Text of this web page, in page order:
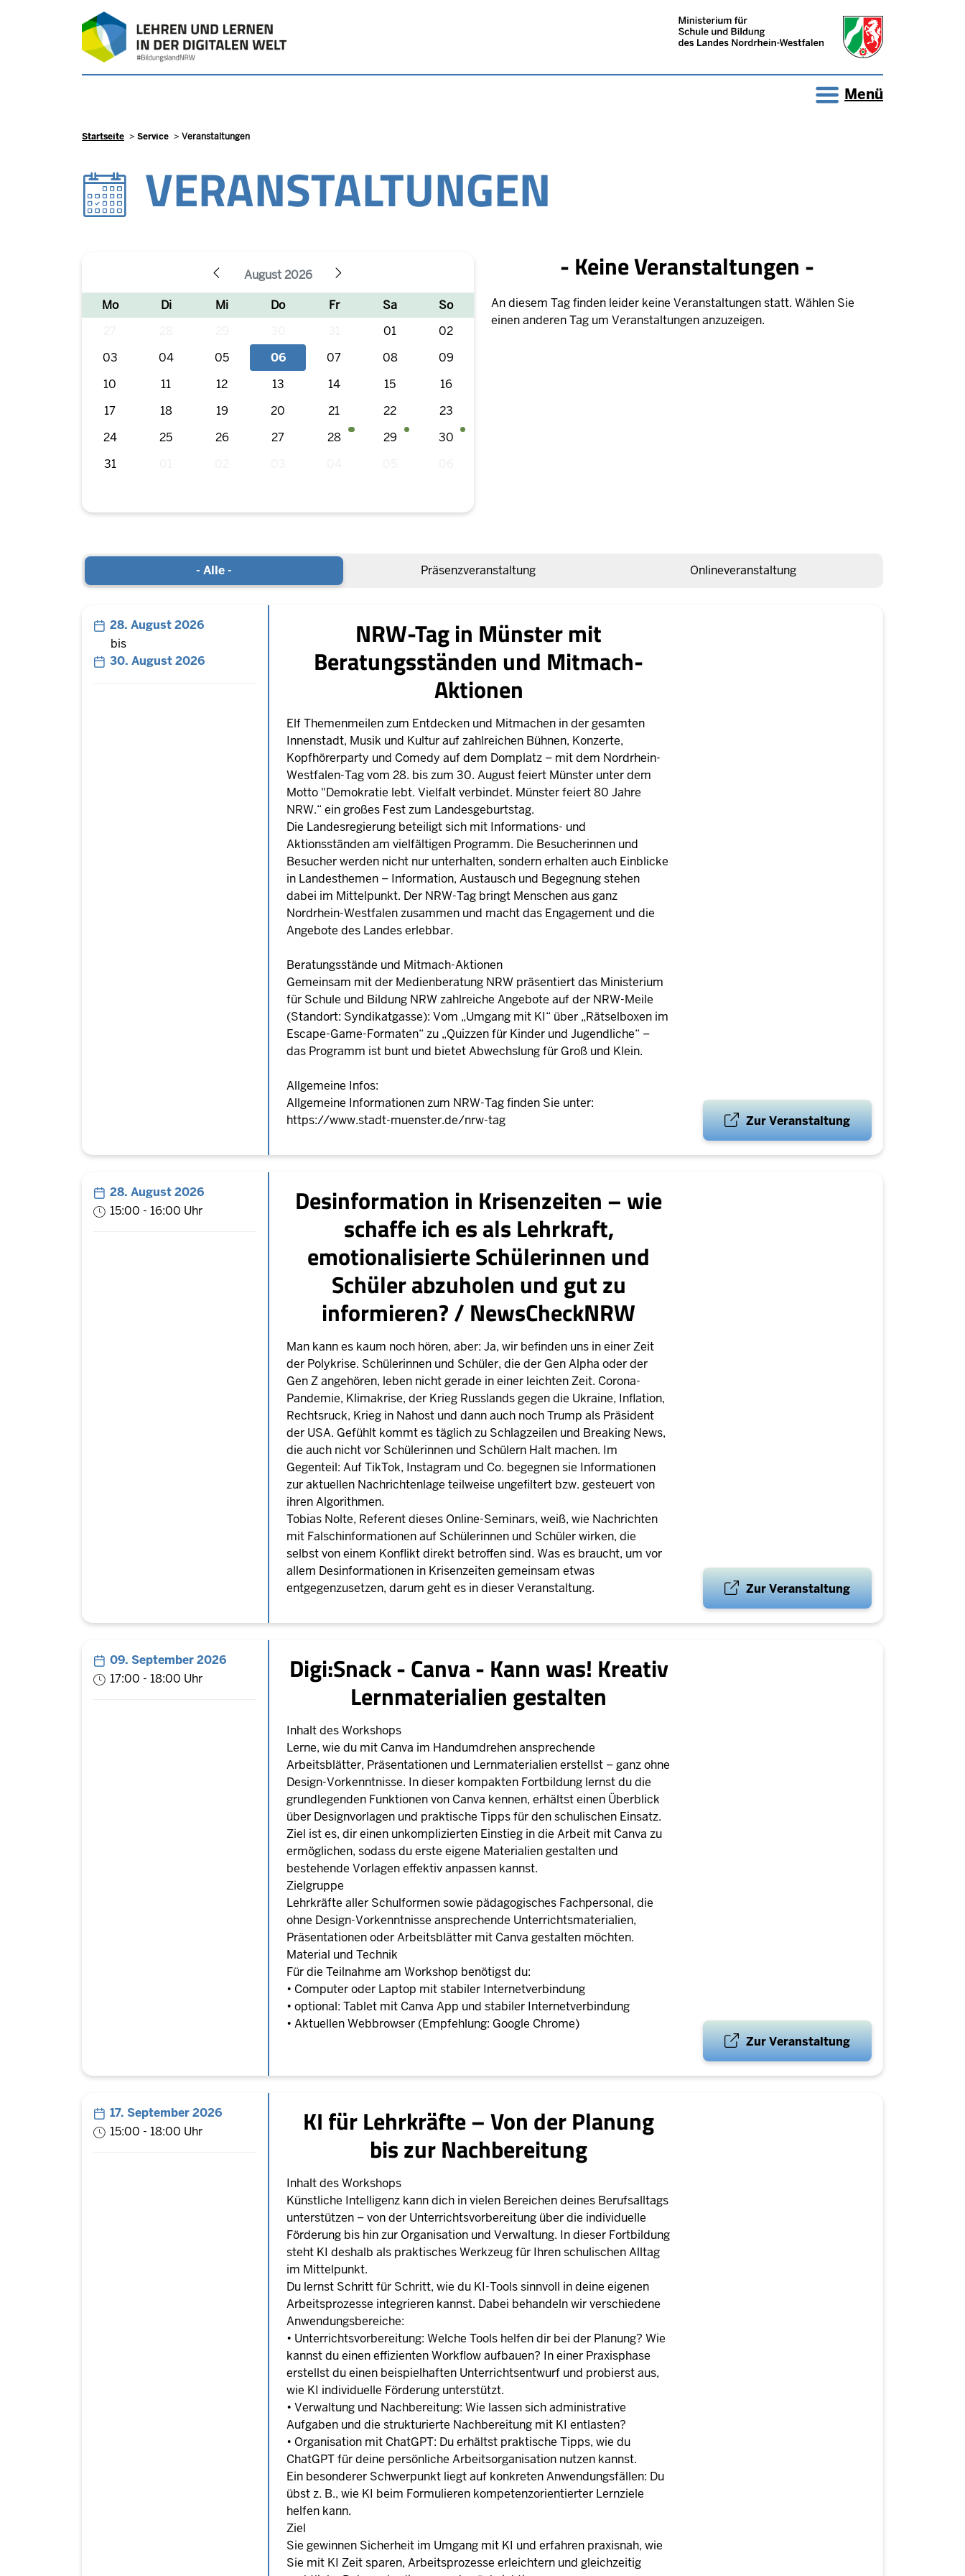
Direkt zum Inhalt
Menü
Pfadnavigation
Startseite Service Veranstaltungen
VERANSTALTUNGEN
ZURÜCK WEITER
August 2026
Mo
Di Mi Do Fr Sa
So
01
02
03
04 05 06 07 08
09
10
11 12 13 14 15
16
17
18 19 20 21 22
23
24
25 26 27 28 29
30
31
- Keine Veranstaltungen -
An diesem Tag finden leider keine Veranstaltungen statt. Wählen Sie
einen anderen Tag um Veranstaltungen anzuzeigen.
- Alle - Präsenzveranstaltung Onlineveranstaltung
28. August 2026
bis
30. August 2026
NRW-Tag in Münster mit
Beratungsständen und Mitmach-
Aktionen
Elf Themenmeilen zum Entdecken und Mitmachen in der gesamten
Innenstadt, Musik und Kultur auf zahlreichen Bühnen, Konzerte,
Kopfhörerparty und Comedy auf dem Domplatz – mit dem Nordrhein-
Westfalen-Tag vom 28. bis zum 30. August feiert Münster unter dem
Motto "Demokratie lebt. Vielfalt verbindet. Münster feiert 80 Jahre
NRW.“ ein großes Fest zum Landesgeburtstag.
Die Landesregierung beteiligt sich mit Informations- und
Aktionsständen am vielfältigen Programm. Die Besucherinnen und
Besucher werden nicht nur unterhalten, sondern erhalten auch Einblicke
in Landesthemen – Information, Austausch und Begegnung stehen
dabei im Mittelpunkt. Der NRW-Tag bringt Menschen aus ganz
Nordrhein-Westfalen zusammen und macht das Engagement und die
Angebote des Landes erlebbar.
Beratungsstände und Mitmach-Aktionen
Gemeinsam mit der Medienberatung NRW präsentiert das Ministerium
für Schule und Bildung NRW zahlreiche Angebote auf der NRW-Meile
(Standort: Syndikatgasse): Vom „Umgang mit KI“ über „Rätselboxen im
Escape-Game-Formaten“ zu „Quizzen für Kinder und Jugendliche“ –
das Programm ist bunt und bietet Abwechslung für Groß und Klein.
Allgemeine Infos:
Allgemeine Informationen zum NRW-Tag finden Sie unter:
https://www.stadt-muenster.de/nrw-tag
Zur Veranstaltung
28. August 2026
15:00 - 16:00 Uhr
Desinformation in Krisenzeiten – wie
schaffe ich es als Lehrkraft,
emotionalisierte Schülerinnen und
Schüler abzuholen und gut zu
informieren? / NewsCheckNRW
Man kann es kaum noch hören, aber: Ja, wir befinden uns in einer Zeit
der Polykrise. Schülerinnen und Schüler, die der Gen Alpha oder der
Gen Z angehören, leben nicht gerade in einer leichten Zeit. Corona-
Pandemie, Klimakrise, der Krieg Russlands gegen die Ukraine, Inflation,
Rechtsruck, Krieg in Nahost und dann auch noch Trump als Präsident
der USA. Gefühlt kommt es täglich zu Schlagzeilen und Breaking News,
die auch nicht vor Schülerinnen und Schülern Halt machen. Im
Gegenteil: Auf TikTok, Instagram und Co. begegnen sie Informationen
zur aktuellen Nachrichtenlage teilweise ungefiltert bzw. gesteuert von
ihren Algorithmen.
Tobias Nolte, Referent dieses Online-Seminars, weiß, wie Nachrichten
mit Falschinformationen auf Schülerinnen und Schüler wirken, die
selbst von einem Konflikt direkt betroffen sind. Was es braucht, um vor
allem Desinformationen in Krisenzeiten gemeinsam etwas
entgegenzusetzen, darum geht es in dieser Veranstaltung.
Zur Veranstaltung
09. September 2026
17:00 - 18:00 Uhr
Digi:Snack - Canva - Kann was! Kreativ
Lernmaterialien gestalten
Inhalt des Workshops
Lerne, wie du mit Canva im Handumdrehen ansprechende
Arbeitsblätter, Präsentationen und Lernmaterialien erstellst – ganz ohne
Design-Vorkenntnisse. In dieser kompakten Fortbildung lernst du die
grundlegenden Funktionen von Canva kennen, erhältst einen Überblick
über Designvorlagen und praktische Tipps für den schulischen Einsatz.
Ziel ist es, dir einen unkomplizierten Einstieg in die Arbeit mit Canva zu
ermöglichen, sodass du erste eigene Materialien gestalten und
bestehende Vorlagen effektiv anpassen kannst.
Zielgruppe
Lehrkräfte aller Schulformen sowie pädagogisches Fachpersonal, die
ohne Design-Vorkenntnisse ansprechende Unterrichtsmaterialien,
Präsentationen oder Arbeitsblätter mit Canva gestalten möchten.
Material und Technik
Für die Teilnahme am Workshop benötigst du:
• Computer oder Laptop mit stabiler Internetverbindung
• optional: Tablet mit Canva App und stabiler Internetverbindung
• Aktuellen Webbrowser (Empfehlung: Google Chrome)
Zur Veranstaltung
17. September 2026
15:00 - 18:00 Uhr
KI für Lehrkräfte – Von der Planung
bis zur Nachbereitung
Inhalt des Workshops
Künstliche Intelligenz kann dich in vielen Bereichen deines Berufsalltags
unterstützen – von der Unterrichtsvorbereitung über die individuelle
Förderung bis hin zur Organisation und Verwaltung. In dieser Fortbildung
steht KI deshalb als praktisches Werkzeug für Ihren schulischen Alltag
im Mittelpunkt.
Du lernst Schritt für Schritt, wie du KI-Tools sinnvoll in deine eigenen
Arbeitsprozesse integrieren kannst. Dabei behandeln wir verschiedene
Anwendungsbereiche:
• Unterrichtsvorbereitung: Welche Tools helfen dir bei der Planung? Wie
kannst du einen effizienten Workflow aufbauen? In einer Praxisphase
erstellst du einen beispielhaften Unterrichtsentwurf und probierst aus,
wie KI individuelle Förderung unterstützt.
• Verwaltung und Nachbereitung: Wie lassen sich administrative
Aufgaben und die strukturierte Nachbereitung mit KI entlasten?
• Organisation mit ChatGPT: Du erhältst praktische Tipps, wie du
ChatGPT für deine persönliche Arbeitsorganisation nutzen kannst.
Ein besonderer Schwerpunkt liegt auf konkreten Anwendungsfällen: Du
übst z. B., wie KI beim Formulieren kompetenzorientierter Lernziele
helfen kann.
Ziel
Sie gewinnen Sicherheit im Umgang mit KI und erfahren praxisnah, wie
Sie mit KI Zeit sparen, Arbeitsprozesse erleichtern und gleichzeitig